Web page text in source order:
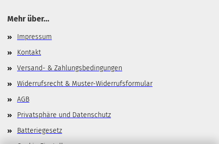
Mehr über...
Impressum
Kontakt
Versand- & Zahlungsbedingungen
Widerrufsrecht & Muster-Widerrufsformular
AGB
Privatsphäre und Datenschutz
Batteriegesetz